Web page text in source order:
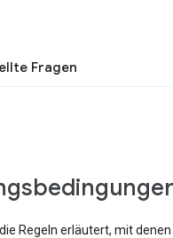
Fragen
Regeln erläutert, mit